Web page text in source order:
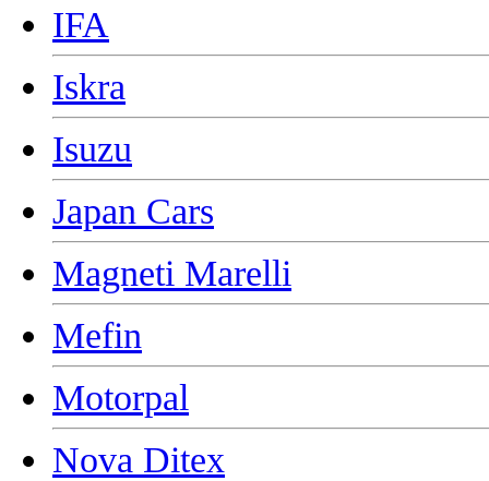
IFA
Iskra
Isuzu
Japan Cars
Magneti Marelli
Mefin
Motorpal
Nova Ditex